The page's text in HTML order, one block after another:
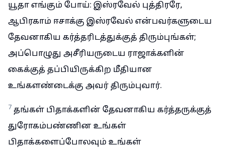
யூதா எங்கும் போய்: இஸ்ரவேல் புத்திரரே,
ஆபிரகாம் ஈசாக்கு இஸ்ரவேல் என்பவர்களுடைய
தேவனாகிய கர்த்தரிடத்துக்குத் திரும்புங்கள்;
அப்பொழுது அசீரியருடைய ராஜாக்களின்
கைக்குத் தப்பியிருக்கிற மீதியான
உங்களண்டைக்கு அவர் திரும்புவார்.
7 தங்கள் பிதாக்களின் தேவனாகிய கர்த்தருக்குத்
துரோகம்பண்ணின உங்கள்
பிதாக்களைப்போலவும் உங்கள்